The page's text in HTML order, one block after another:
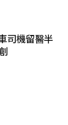
司機留醫半